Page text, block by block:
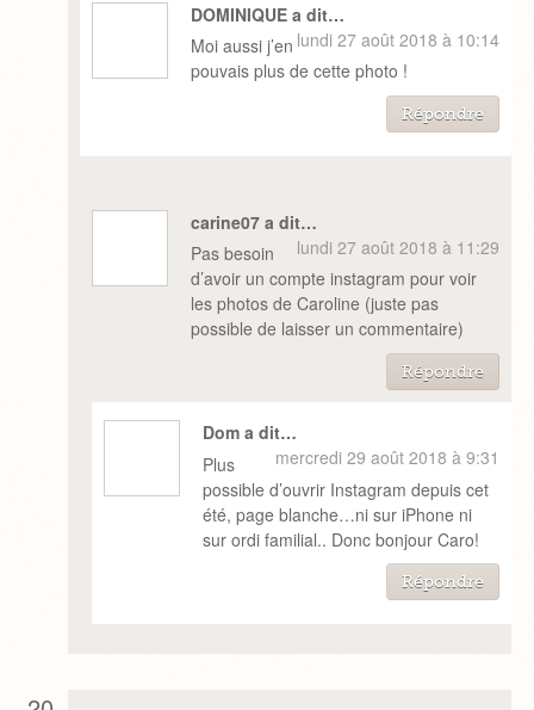
DOMINIQUE a dit…
lundi 27 août 2018 à 10:14
Moi aussi j’en
pouvais plus de cette photo !
Répondre
carine07 a dit…
lundi 27 août 2018 à 11:29
Pas besoin
d’avoir un compte instagram pour voir
les photos de Caroline (juste pas
possible de laisser un commentaire)
Répondre
Dom a dit…
mercredi 29 août 2018 à 9:31
Plus
possible d’ouvrir Instagram depuis cet
été, page blanche…ni sur iPhone ni
sur ordi familial.. Donc bonjour Caro!
Répondre